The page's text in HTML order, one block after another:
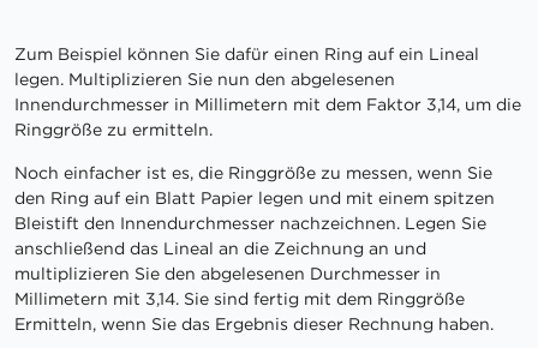
Zum Beispiel können Sie dafür einen Ring auf ein Lineal
legen. Multiplizieren Sie nun den abgelesenen
Innendurchmesser in Millimetern mit dem Faktor 3,14, um die
Ringgröße zu ermitteln.
Noch einfacher ist es, die Ringgröße zu messen, wenn Sie
den Ring auf ein Blatt Papier legen und mit einem spitzen
Bleistift den Innendurchmesser nachzeichnen. Legen Sie
anschließend das Lineal an die Zeichnung an und
multiplizieren Sie den abgelesenen Durchmesser in
Millimetern mit 3,14. Sie sind fertig mit dem Ringgröße
Ermitteln, wenn Sie das Ergebnis dieser Rechnung haben.